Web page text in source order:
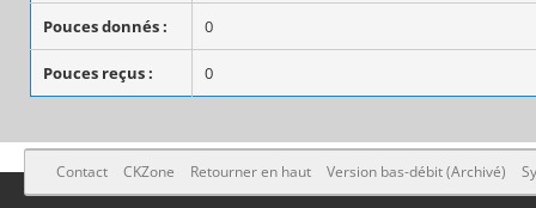
Pouces donnés : 0
Pouces reçus : 0
Contact CKZone Retourner en haut Version bas-débit (Archivé)